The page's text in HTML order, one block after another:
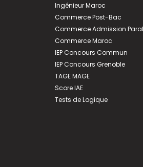
Ingénieur Maroc
Commerce Post-Bac
Commerce Admission
Commerce Maroc
IEP Concours Commun
IEP Concours Grenoble
TAGE MAGE
Score IAE
Tests de Logique